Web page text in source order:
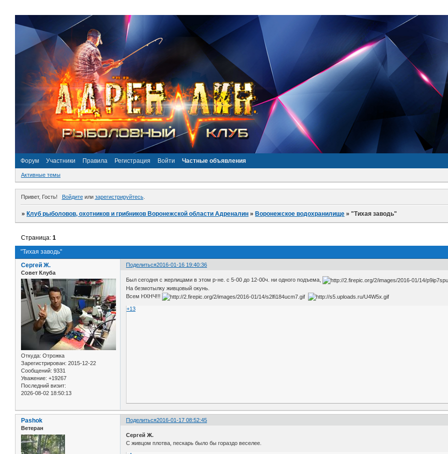
Форум Участники Правила Регистрация Войти Частные объявления
Активные темы
Привет, Гость! Войдитеили зарегистрируйтесь.
» Клуб рыболовов, охотников и грибников Воронежской области Адреналин » Воронежское водохранилище »"Тихая заводь"
"Тихая заводь"
Страница:1
Поделиться2016-01-16 19:40:36
Сергей Ж.
Совет Клуба
Откуда: Отрожка
Зарегистрирован: 2015-12-22
Сообщений: 9331
Уважение: +19267
Последний визит:
2026-08-02 18:50:13
Был сегодня с жерлицами в этом р-не. с 5-00 до 12-00ч. ни одного подъема,
На безмотылку живцовый окунь.
Всем НХНЧ!!!
+13
Поделиться2016-01-17 08:52:45
Pashok
Ветеран
Сергей Ж.
С живцом плотва, пескарь было бы гораздо веселее.